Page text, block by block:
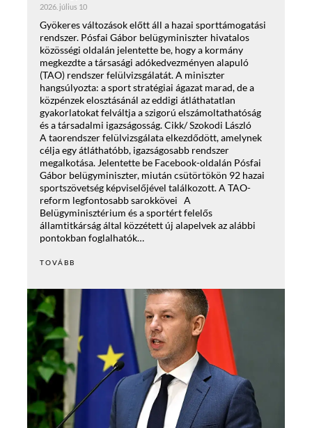
2026. július 10
Gyökeres változások előtt áll a hazai sporttámogatási
rendszer. Pósfai Gábor belügyminiszter hivatalos
közösségi oldalán jelentette be, hogy a kormány
megkezdte a társasági adókedvezményen alapuló
(TAO) rendszer felülvizsgálatát. A miniszter
hangsúlyozta: a sport stratégiai ágazat marad, de a
közpénzek elosztásánál az eddigi átláthatatlan
gyakorlatokat felváltja a szigorú elszámoltathatóság
és a társadalmi igazságosság. Cikk/ Szokodi László
A taorendszer felülvizsgálata elkezdődött, amelynek
célja egy átláthatóbb, igazságosabb rendszer
megalkotása. Jelentette be Facebook-oldalán Pósfai
Gábor belügyminiszter, miután csütörtökön 92 hazai
sportszövetség képviselőjével találkozott. A TAO-
reform legfontosabb sarokkövei A
Belügyminisztérium és a sportért felelős
államtitkárság által közzétett új alapelvek az alábbi
pontokban foglalhatók…
TOVÁBB